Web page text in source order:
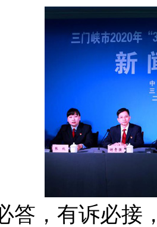
，有诉必接